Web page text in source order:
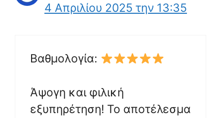
4 Απριλίου 2025 την 13:35
Βαθμολογία:
Άψογη και φιλική
εξυπηρέτηση! Το αποτέλεσμα